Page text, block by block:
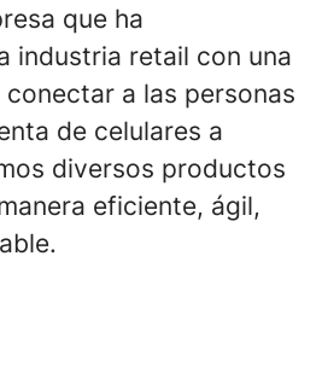
que ha
industria retail con una
a las personas
de celulares a
diversos productos
eficiente, ágil,